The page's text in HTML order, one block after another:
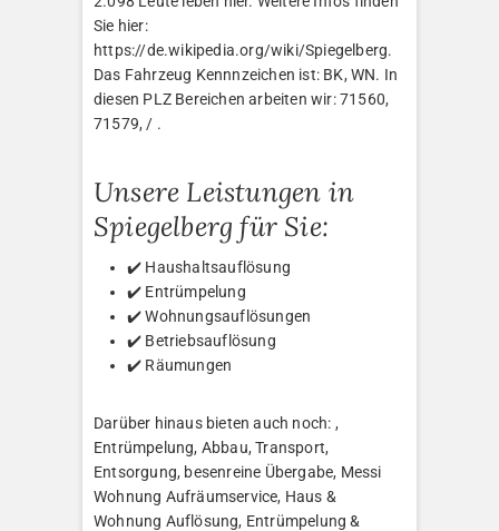
Sie hier:
https://de.wikipedia.org/wiki/Spiegelberg.
Das Fahrzeug Kennnzeichen ist: BK, WN. In
diesen PLZ Bereichen arbeiten wir: 71560,
71579, / .
Unsere Leistungen in
Spiegelberg für Sie:
✔️ Haushaltsauflösung
✔️ Entrümpelung
✔️ Wohnungsauflösungen
✔️ Betriebsauflösung
✔️ Räumungen
Darüber hinaus bieten auch noch: ,
Entrümpelung, Abbau, Transport,
Entsorgung, besenreine Übergabe, Messi
Wohnung Aufräumservice, Haus &
Wohnung Auflösung, Entrümpelung &